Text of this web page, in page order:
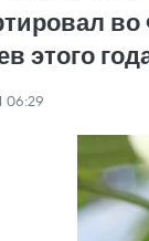
этого
06:29